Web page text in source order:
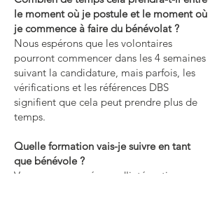
le moment où je postule et le moment où
je commence à faire du bénévolat ?
Nous espérons que les volontaires
pourront commencer dans les 4 semaines
suivant la candidature, mais parfois, les
vérifications et les références DBS
signifient que cela peut prendre plus de
temps.
Quelle formation vais-je suivre en tant
que bénévole ?
Vous aurez une séance d'intégration avec